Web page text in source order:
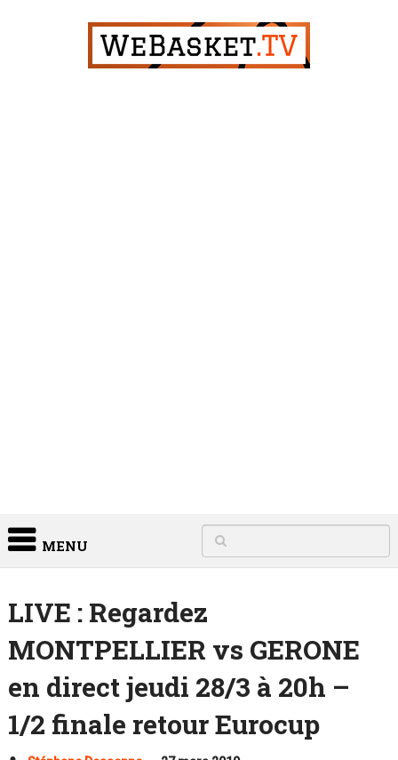
MENU
LIVE : Regardez
MONTPELLIER vs GERONE
en direct jeudi 28/3 à 20h –
1/2 finale retour Eurocup